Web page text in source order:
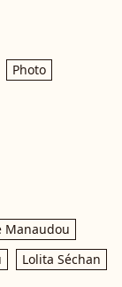
Photo
Manaudou
Lolita Séchan